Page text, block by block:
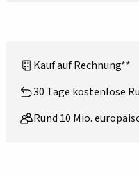
Kauf auf Rechnung**
30 Tage kostenlose
Rund 10 Mio.